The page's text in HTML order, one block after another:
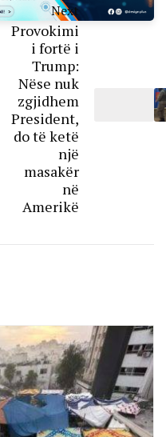
Next
Provokimi
i fortë i
Trump:
Nëse nuk
zgjidhem
President,
do të ketë
një
masakër
në
Amerikë